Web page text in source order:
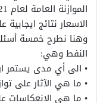
الاسعار نتائج
وهنا نطرح خمسة أسئلة
النفط وهي:
• الى أي مدى يستمر
• ما هي الآثار على
• ما هي الانعكاسات